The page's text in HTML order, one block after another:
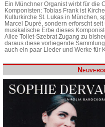
Ein Münchner Organist wirbt für die
Komponisten: Tobias Frank ist
Kulturkirche St. Lukas in München,
Marcel Dupré, sondern erforscht
musikalische Erbe dieses
Alice Tollet-Szebrat Zugang zu
daraus diese vorliegende
auch ein paar Lieder und Werke für